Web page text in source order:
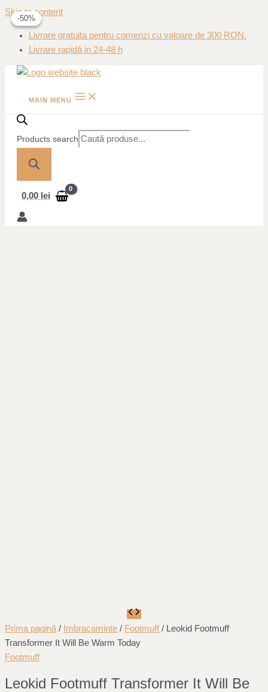
Skip to content
Livrare gratuita pentru comenzi cu valoare de 300 RON.
Livrare rapidă in 24-48 h
MAIN MENU
Products search
0,00 lei
Prima pagină / Imbracaminte / Footmuff/ Leokid Footmuff
Transformer It Will Be Warm Today
Footmuff
Leokid Footmuff Transformer It Will Be
-50%
-50%